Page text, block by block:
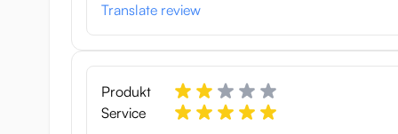
Translate review
Produkt
Service